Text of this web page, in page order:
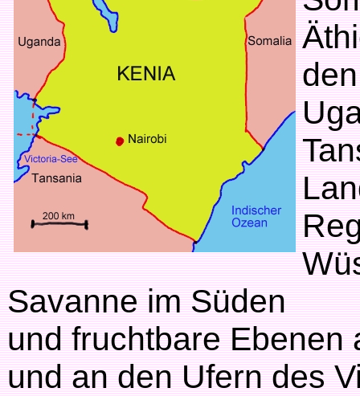
Savanne im Süden
und fruchtbare Ebenen
und an den Ufern des